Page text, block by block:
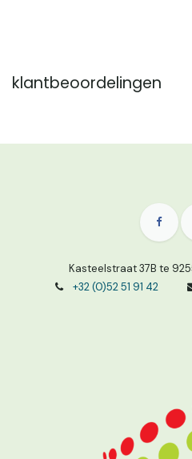
klantbeoordelingen
Kasteelstraat 37B te
+32 (0)52 51 91 42